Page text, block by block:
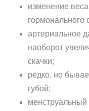
изменение
гормонального
артериальное
наоборот
скачки;
редко, но
губой;